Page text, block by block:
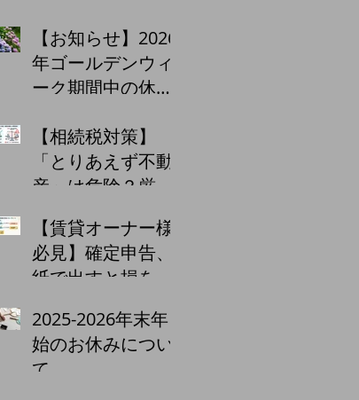
【お知らせ】2026
年ゴールデンウィ
ーク期間中の休業
【相続税対策】
「とりあえず不動
産」は危険？厳格
口化商品・収益物
件購入の注意点
【賃貸オーナー様
必見】確定申告、
紙で出すと損をす
万円控除の落とし
穴
2025-2026年末年
始のお休みについ
て